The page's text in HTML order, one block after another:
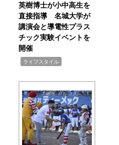
英樹博士が小中高生を
直接指導 名城大学が
講演会と導電性プラス
チック実験イベントを
開催
ライフスタイル